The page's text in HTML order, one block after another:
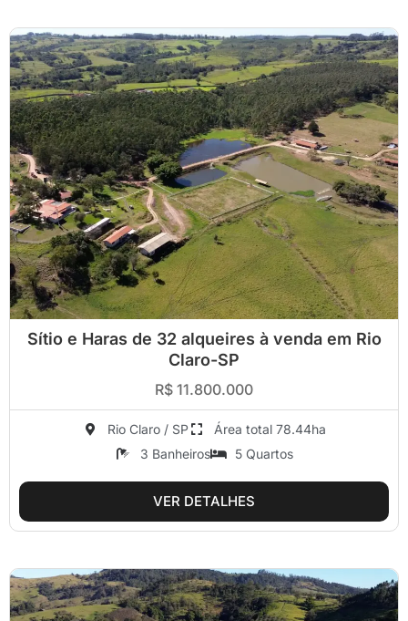
Sítio e Haras de 32 alqueires à venda em Rio
Claro-SP
R$ 11.800.000
Rio Claro / SP
Área total 78.44ha
3 Banheiros
5 Quartos
VER DETALHES